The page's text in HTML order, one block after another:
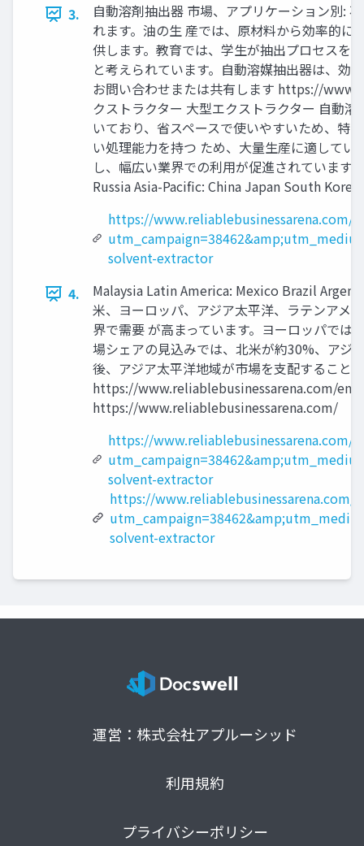
3.
自動溶剤抽出器 市場、アプリケーション別:
れます。油の生 産では、原材料から効率的
供します。教育では、学生が抽出プロセスを
と考えられています。自動溶媒抽出器は、効
お問い合わせまたは共有します https://
クストラクター 大型エクストラクター 自動
いており、省スペースで使いやすいため、特
い処理能力を持つ ため、大量生産に適して
し、幅広い業界での利用が促進されていま
Russia Asia-Pacific: China Japan South
https://www.reliablebusinessarena.com/
solvent-extractor
4.
Malaysia Latin America: Mexico Brazil
米、ヨーロッパ、アジア太平洋、ラテンアメ
界で需要 が高まっています。ヨーロッパでは
場シェアの見込みでは、北米が約30%、アジ
後、アジア太平洋地域が市場を支配すること
https://www.reliablebusinessarena.com/
https://www.reliablebusinessarena.com/
https://www.reliablebusinessarena.com/
solvent-extractor
https://www.reliablebusinessarena.com/?
solvent-extractor
運営：株式会社アプルーシッド
利用規約
プライバシーポリシー